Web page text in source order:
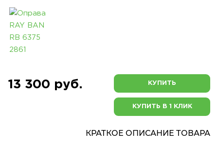
13 300 руб. КУПИТЬ
КУПИТЬ В 1 КЛИК
КРАТКОЕ ОПИСАНИЕ ТОВАРА